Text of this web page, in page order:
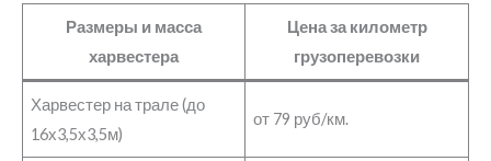
Размеры и масса
харвестера
Цена за километр
грузоперевозки
Харвестер на трале (до
16х3,5х3,5м)
от 79 руб/км.